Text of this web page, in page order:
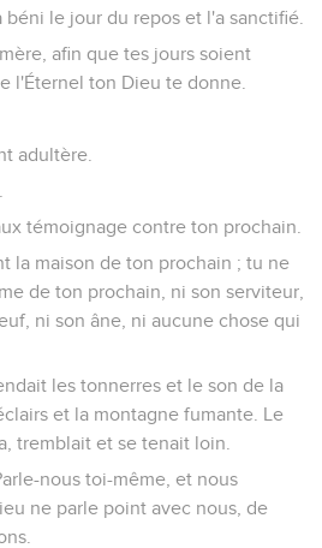
le jour du repos et l'a sanctifié.
afin que tes jours soient
l'Éternel ton Dieu te donne.
adultère.
témoignage contre ton prochain.
la maison de ton prochain ; tu ne
de ton prochain, ni son serviteur,
ni son âne, ni aucune chose qui
les tonnerres et le son de la
et la montagne fumante. Le
tremblait et se tenait loin.
nous toi-même, et nous
ne parle point avec nous, de